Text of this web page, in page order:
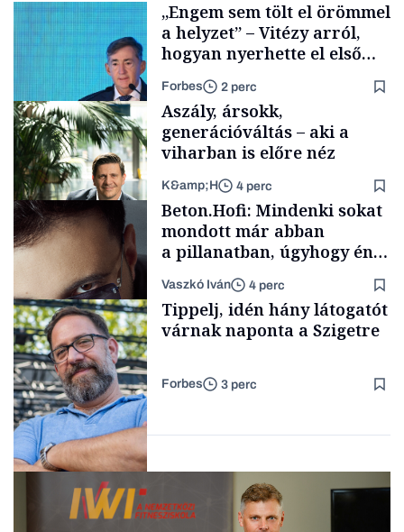
Elszámoltatás
„Engem sem tölt el örömmel
a helyzet” – Vitézy arról,
hogyan nyerhette el első
tenderét Mészárosék cége a
Tisza-kormány alatt
Forbes 2 perc
TÁMOGATÓI
TARTALOM
Aszály, ársokk,
generációváltás – aki a
viharban is előre néz
K&amp;H 4 perc
Forbes-sztori
Beton.Hofi: Mindenki sokat
mondott már abban
a pillanatban, úgyhogy én
a legsarkosabb
gondolataimat akartam
kimondani
Vaszkó Iván 4 perc
Tippelj, idén hány látogatót
várnak naponta a Szigetre
Forbes 3 perc